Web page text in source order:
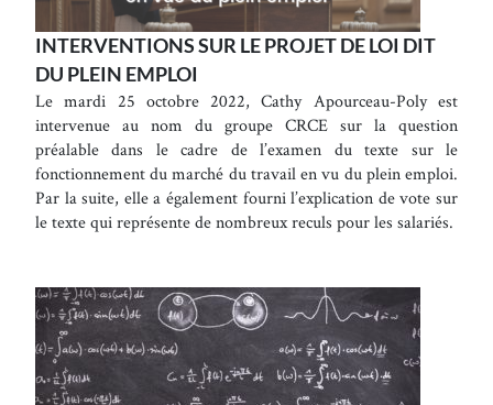
INTERVENTIONS SUR LE PROJET DE LOI DIT
DU PLEIN EMPLOI
Le mardi 25 octobre 2022, Cathy Apourceau-Poly est
intervenue au nom du groupe CRCE sur la question
préalable dans le cadre de l’examen du texte sur le
fonctionnement du marché du travail en vu du plein emploi.
Par la suite, elle a également fourni l’explication de vote sur
le texte qui représente de nombreux reculs pour les salariés.